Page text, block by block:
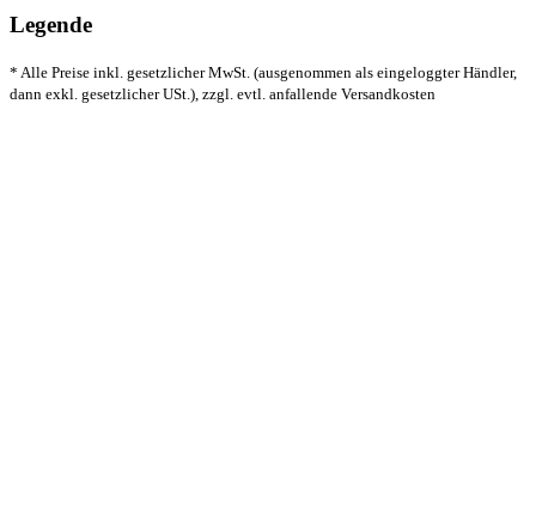
Legende
* Alle Preise inkl. gesetzlicher MwSt. (ausgenommen als eingeloggter Händler,
dann exkl. gesetzlicher USt.), zzgl. evtl. anfallende Versandkosten